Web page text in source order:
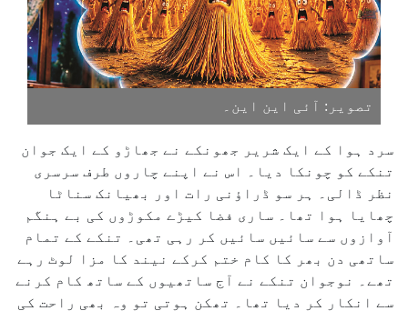
تصویر: آئی این این۔
سرد ہوا کے ایک شریر جھونکے نے جھاڑو کے ایک جوان
تنکے کو چونکا دیا۔ اس نے اپنے چاروں طرف سرسری
نظر ڈالی۔ ہر سو ڈراؤنی رات اور بھیانک سناٹا
چھایا ہوا تھا۔ ساری فضا کیڑے مکوڑوں کی بے ہنگم
آوازوں سے سائیں سائیں کر رہی تھی۔ تنکے کے تمام
ساتھی دن بھر کا کام ختم کرکے نیند کا مزا لوٹ رہے
تھے۔ نوجوان تنکے نے آج ساتھیوں کے ساتھ کام کرنے
سے انکار کر دیا تھا۔ تھکن ہوتی تو وہ بھی راحت کی